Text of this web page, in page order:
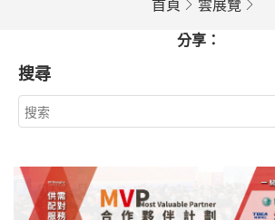
首頁 雲展覽
分享：
搜尋